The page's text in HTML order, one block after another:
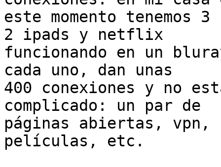
este momento tenemos
2 ipads y netflix
funcionando en un
cada uno, dan unas
400 conexiones y no
complicado: un par de
páginas abiertas, vpn,
películas, etc.